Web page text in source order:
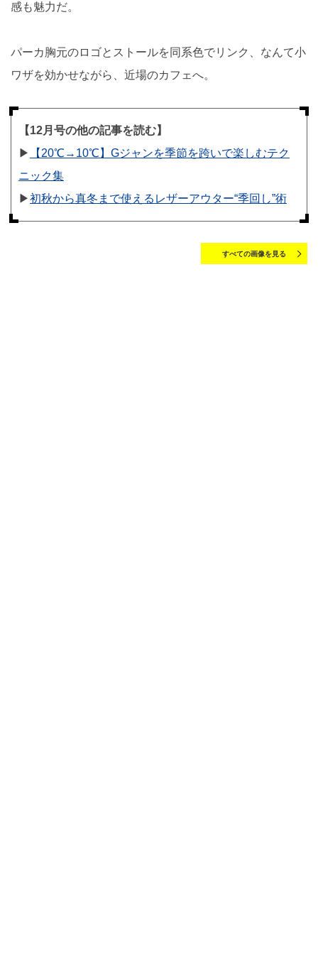
感も魅力だ。
パーカ胸元のロゴとストールを同系色でリンク、なんて小
ワザを効かせながら、近場のカフェへ。
【12月号の他の記事を読む】
▶︎
【20℃→10℃】Gジャンを季節を跨いで楽しむテク
ニック集
▶︎初秋から真冬まで使えるレザーアウター“季回し”術
すべての画像を見る